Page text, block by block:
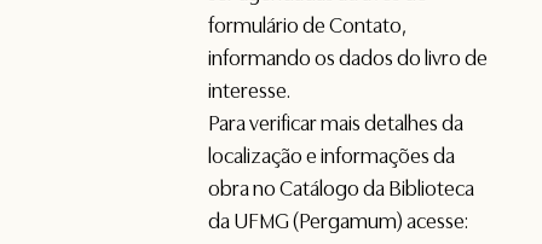
formulário deContato,
informando os dados do livro de
interesse.
Para verificar mais detalhes da
localização e informações da
obra no Catálogo da Biblioteca
da UFMG (Pergamum) acesse: